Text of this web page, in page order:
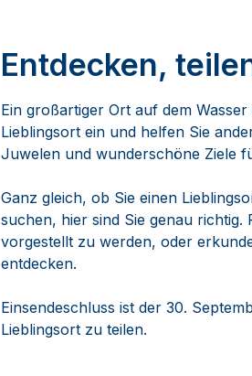
Entdecken,
Ein großartiger Ort auf dem
Lieblingsort ein und helfen Sie
Juwelen und wunderschöne Ziele
Ganz gleich, ob Sie einen
suchen, hier sind Sie genau
vorgestellt zu werden, oder
entdecken.
Einsendeschluss ist der 30.
Lieblingsort zu teilen.